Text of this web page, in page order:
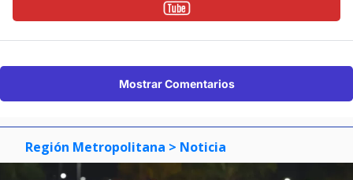
Mostrar Comentarios
Región Metropolitana > Noticia